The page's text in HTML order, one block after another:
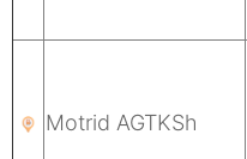
Motrid AGTKSh